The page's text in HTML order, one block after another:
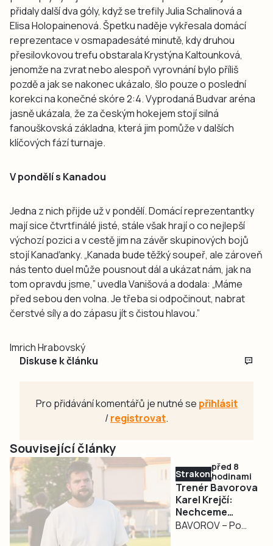
přidaly další dva góly, když se trefily Julia Schalinová a
Elisa Holopainenová. Špetku naděje vykřesala domácí
reprezentace v osmapadesáté minutě, kdy druhou
přesilovkovou trefu obstarala Krystýna Kaltounková,
jenomže na zvrat nebo alespoň vyrovnání bylo příliš
pozdě a jak se nakonec ukázalo, šlo pouze o poslední
korekci na konečné skóre 2:4. Vyprodaná Budvar aréna
jasně ukázala, že za českým hokejem stojí silná
fanouškovská základna, která jim pomůže v dalších
klíčových fází turnaje.
V pondělí s Kanadou
Jedna z nich přijde už v pondělí. Domácí reprezentantky
mají sice čtvrtfinálé jisté, stále však hrají o co nejlepší
výchozí pozici a v cestě jim na závěr skupinových bojů
stojí Kanaďanky. „Kanada bude těžký soupeř, ale zároveň
nás tento duel může pousnout dál a ukázat nám, jak na
tom opravdu jsme,” uvedla Vanišová a dodala: „Máme
před sebou den volna. Je třeba si odpočinout, nabrat
čerstvé síly a do zápasu jít s čistou hlavou.”
Imrich Hrabovský
Diskuse k článku
Pro přidávání komentářů je nutné se přihlásit
/registrovat.
Související články
Strakonicko
před 8
hodinami
Trenér Bavorova
Karel Krejčí:
Nechceme
budovat úplně
BAVOROV – Po